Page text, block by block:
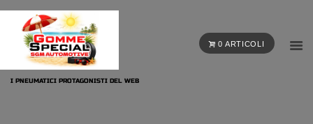
0 ARTICOLI
I PNEUMATICI PROTAGONISTI DEL WEB